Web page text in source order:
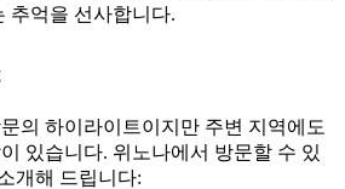
추억을 선사합니다.
의 하이라이트이지만 주변 지역에도
있습니다. 위노나에서 방문할 수 있
개해 드립니다: